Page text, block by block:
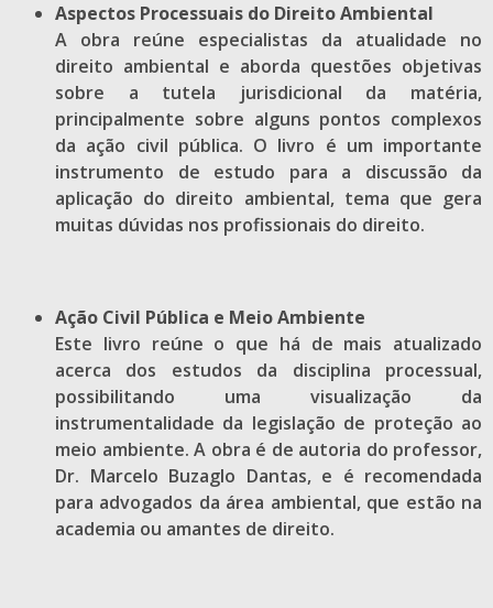
Aspectos Processuais do Direito Ambiental
A obra reúne especialistas da atualidade no
direito ambiental e aborda questões objetivas
sobre a tutela jurisdicional da matéria,
principalmente sobre alguns pontos complexos
da ação civil pública. O livro é um importante
instrumento de estudo para a discussão da
aplicação do direito ambiental, tema que gera
muitas dúvidas nos profissionais do direito.
Ação Civil Pública e Meio Ambiente
Este livro reúne o que há de mais atualizado
acerca dos estudos da disciplina processual,
possibilitando uma visualização da
instrumentalidade da legislação de proteção ao
meio ambiente. A obra é de autoria do professor,
Dr. Marcelo Buzaglo Dantas, e é recomendada
para advogados da área ambiental, que estão na
academia ou amantes de direito.